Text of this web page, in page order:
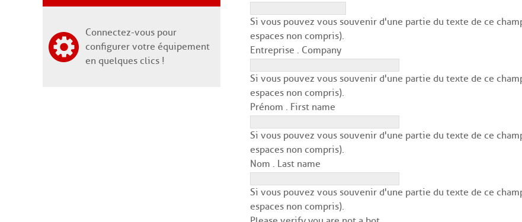
Connectez-vous pour
configurer votre équipement
en quelques clics !
Si vous pouvez vous souvenir d'une partie du texte de ce
espaces non compris).
Entreprise . Company
Si vous pouvez vous souvenir d'une partie du texte de ce
espaces non compris).
Prénom . First name
Si vous pouvez vous souvenir d'une partie du texte de ce
espaces non compris).
Nom . Last name
Si vous pouvez vous souvenir d'une partie du texte de ce
espaces non compris).